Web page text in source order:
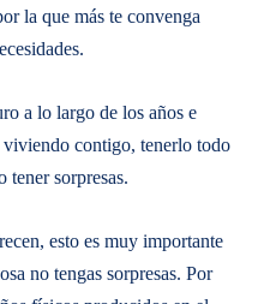
la que más te convenga
a lo largo de los años e
contigo, tenerlo todo
tener sorpresas.
esto es muy importante
no tengas sorpresas. Por